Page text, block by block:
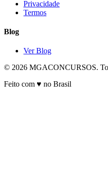
Privacidade
Termos
Blog
Ver Blog
© 2026 MGACONCURSOS.
Feito com ♥ no Brasil